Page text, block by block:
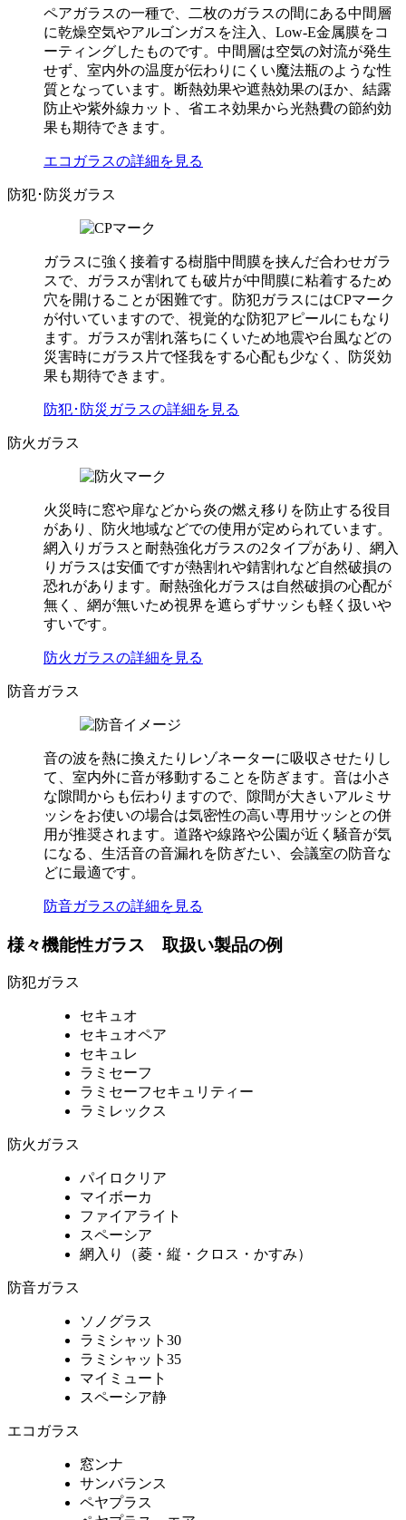
ペアガラスの一種で、二枚のガラスの間にある中間層
に乾燥空気やアルゴンガスを注入、Low-E金属膜をコ
ーティングしたものです。中間層は空気の対流が発生
せず、室内外の温度が伝わりにくい魔法瓶のような性
質となっています。断熱効果や遮熱効果のほか、結露
防止や紫外線カット、省エネ効果から光熱費の節約効
果も期待できます。
エコガラスの詳細を見る
防犯･防災ガラス
ガラスに強く接着する樹脂中間膜を挟んだ合わせガラ
スで、ガラスが割れても破片が中間膜に粘着するため
穴を開けることが困難です。防犯ガラスにはCPマーク
が付いていますので、視覚的な防犯アピールにもなり
ます。ガラスが割れ落ちにくいため地震や台風などの
災害時にガラス片で怪我をする心配も少なく、防災効
果も期待できます。
防犯･防災ガラスの詳細を見る
防火ガラス
火災時に窓や扉などから炎の燃え移りを防止する役目
があり、防火地域などでの使用が定められています。
網入りガラスと耐熱強化ガラスの2タイプがあり、網入
りガラスは安価ですが熱割れや錆割れなど自然破損の
恐れがあります。耐熱強化ガラスは自然破損の心配が
無く、網が無いため視界を遮らずサッシも軽く扱いや
すいです。
防火ガラスの詳細を見る
防音ガラス
音の波を熱に換えたりレゾネーターに吸収させたりし
て、室内外に音が移動することを防ぎます。音は小さ
な隙間からも伝わりますので、隙間が大きいアルミサ
ッシをお使いの場合は気密性の高い専用サッシとの併
用が推奨されます。道路や線路や公園が近く騒音が気
になる、生活音の音漏れを防ぎたい、会議室の防音な
どに最適です。
防音ガラスの詳細を見る
様々機能性ガラス 取扱い製品の例
防犯ガラス
セキュオ
セキュオペア
セキュレ
ラミセーフ
ラミセーフセキュリティー
ラミレックス
防火ガラス
パイロクリア
マイボーカ
ファイアライト
スペーシア
網入り（菱・縦・クロス・かすみ）
防音ガラス
ソノグラス
ラミシャット30
ラミシャット35
マイミュート
スペーシア静
エコガラス
窓ンナ
サンバランス
ペヤプラス